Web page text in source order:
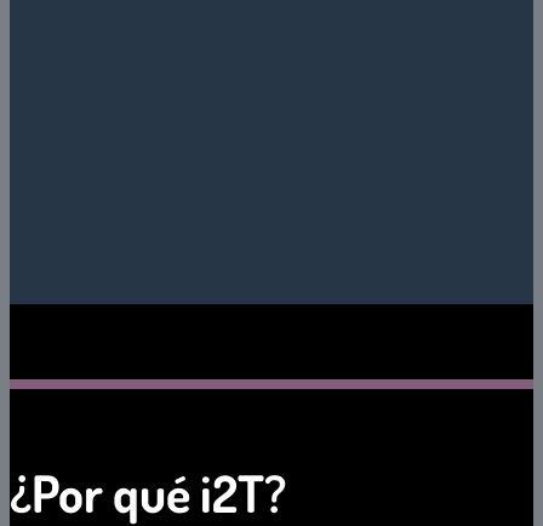
¿Por qué i2T?